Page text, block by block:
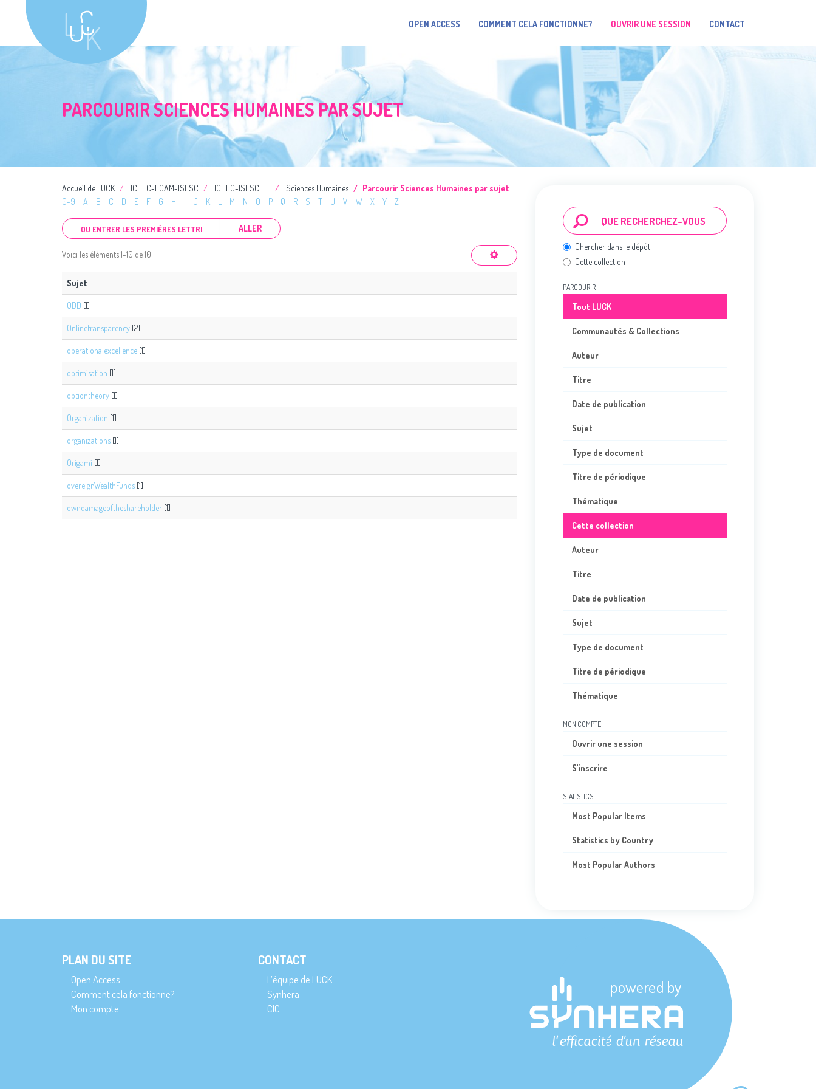
OPEN ACCESS COMMENT CELA FONCTIONNE? OUVRIR UNE SESSION CONTACT
PARCOURIR SCIENCES HUMAINES PAR SUJET
Accueil de LUCK ICHEC-ECAM-ISFSC ICHEC-ISFSC HE Sciences Humaines
Parcourir Sciences Humaines par sujet
0-9
A B C D E F G H I J K L M N O P Q R S T U V W X Y Z
ALLER
Voici les éléments 1-10 de 10
Sujet
ODD [1]
Onlinetransparency [2]
operationalexcellence [1]
optimisation [1]
optiontheory [1]
Organization [1]
organizations [1]
Origami [1]
overeignWealthFunds [1]
owndamageoftheshareholder [1]
Chercher dans le dépôt
Cette collection
PARCOURIR
Tout LUCK
Communautés & Collections
Auteur
Titre
Date de publication
Sujet
Type de document
Titre de périodique
Thématique
Cette collection
Auteur
Titre
Date de publication
Sujet
Type de document
Titre de périodique
Thématique
MON COMPTE
Ouvrir une session
S'inscrire
STATISTICS
Most Popular Items
Statistics by Country
Most Popular Authors
PLAN DU SITE
Open Access
Comment cela fonctionne?
Mon compte
CONTACT
L’équipe de LUCK
Synhera
CIC